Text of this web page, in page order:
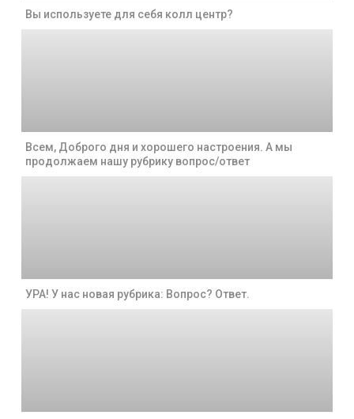
Вы используете для себя колл центр?
Всем, Доброго дня и хорошего настроения. А мы
продолжаем нашу рубрику вопрос/ответ
УРА! У нас новая рубрика: Вопрос? Ответ.